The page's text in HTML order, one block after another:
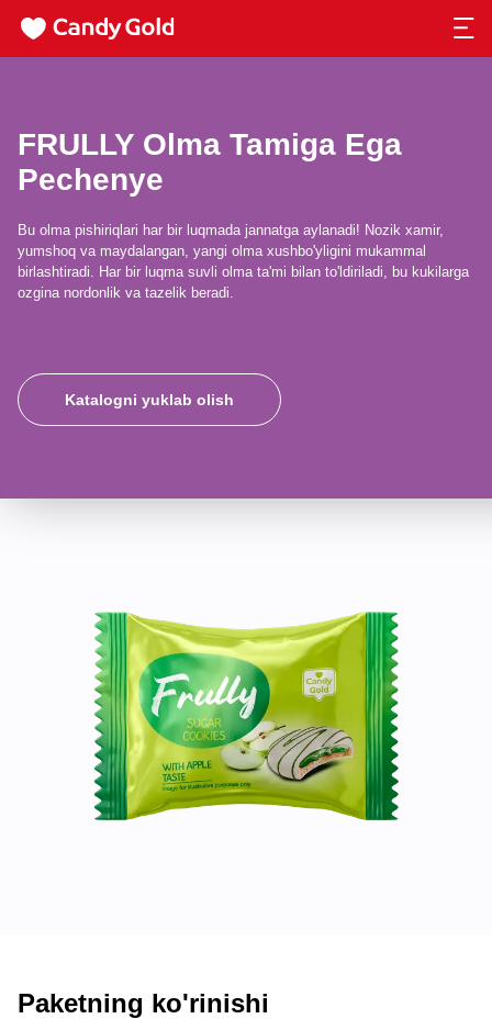
FRULLY Olma Tamiga Ega
Pechenye
Bu olma pishiriqlari har bir luqmada jannatga aylanadi! Nozik xamir,
yumshoq va maydalangan, yangi olma xushbo'yligini mukammal
birlashtiradi. Har bir luqma suvli olma ta'mi bilan to'ldiriladi, bu kukilarga
ozgina nordonlik va tazelik beradi.
Katalogni yuklab olish
Paketning ko'rinishi